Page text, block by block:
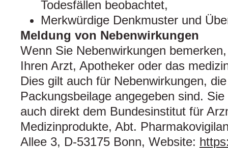
Todesfällen beobachtet,
Merkwürdige Denkmuster und
Meldung von Nebenwirkungen
Wenn Sie Nebenwirkungen
Ihren Arzt, Apotheker oder das
Dies gilt auch für Nebenwirkungen,
Packungsbeilage angegeben sind.
auch direkt dem Bundesinstitut für
Medizinprodukte, Abt.
Allee 3, D-53175 Bonn, Website: